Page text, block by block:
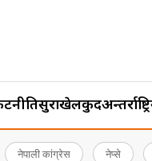
सुरक्षाखेलकुद
नेपाली कांग्रेस नेप्से